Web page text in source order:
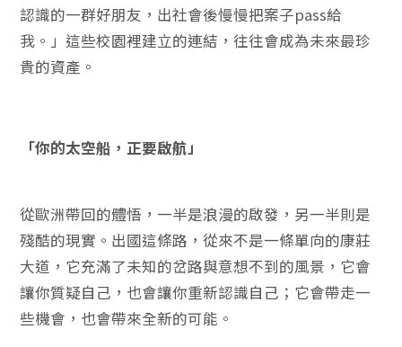
認識的一群好朋友，出社會後慢慢把案子pass給
我。」這些校園裡建立的連結，往往會成為未來最珍
貴的資產。
「你的太空船，正要啟航」
從歐洲帶回的體悟，一半是浪漫的啟發，另一半則是
殘酷的現實。出國這條路，從來不是一條單向的康莊
大道，它充滿了未知的岔路與意想不到的風景，它會
讓你質疑自己，也會讓你重新認識自己；它會帶走一
些機會，也會帶來全新的可能。